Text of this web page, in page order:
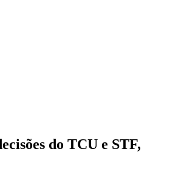
do TCU e STF,